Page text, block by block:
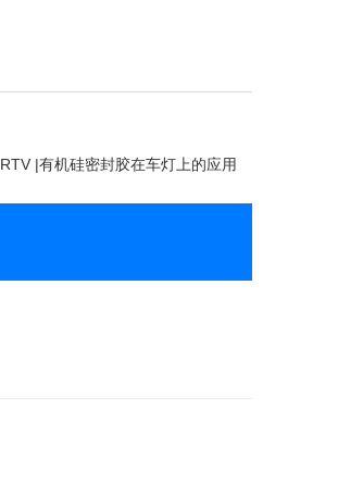
RTV |有机硅密封胶在车灯上的应用